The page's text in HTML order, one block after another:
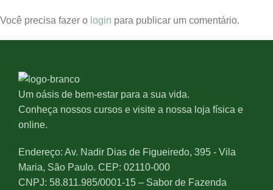
Você precisa fazer o login para publicar um comentário.
Um oásis de bem-estar para a sua vida.
Conheça nossos cursos e visite a nossa loja física e
online.
Endereço: Av. Nadir Dias de Figueiredo, 395 - Vila
Maria, São Paulo. CEP: 02110-000
CNPJ: 58.811.985/0001-15 – Sabor de Fazenda